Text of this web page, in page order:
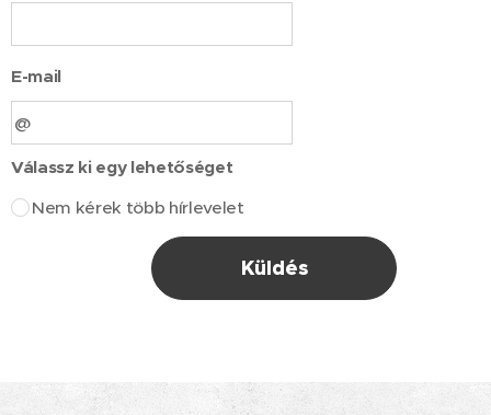
E-mail
Válassz ki egy lehetőséget
Nem kérek több hírlevelet
Küldés